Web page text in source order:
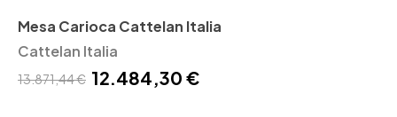
Mesa Carioca Cattelan Italia
Cattelan Italia
13.871,44 € 12.484,30 €